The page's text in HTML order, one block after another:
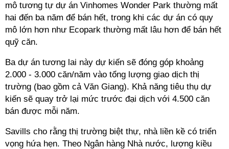
mô tương tự dự án Vinhomes Wonder Park thường mất
hai đến ba năm để bán hết, trong khi các dự án có quy
mô lớn hơn như Ecopark thường mất lâu hơn để bán hết
quỹ căn.
Ba dự án tương lai này dự kiến sẽ đóng góp khoảng
2.000 - 3.000 căn/năm vào tổng lượng giao dịch thị
trường (bao gồm cả Văn Giang). Khả năng tiêu thụ dự
kiến sẽ quay trở lại mức trước đại dịch với 4.500 căn
bán được mỗi năm.
Savills cho rằng thị trường biệt thự, nhà liền kề có triển
vọng hứa hẹn. Theo Ngân hàng Nhà nước, lượng kiều